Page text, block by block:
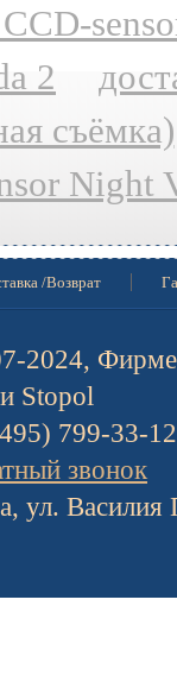
2
съёмка)
Night
/Возврат
2024,
Stopol
799-33-
звонок
ул. Василия